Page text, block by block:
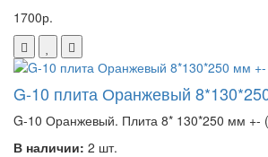
1700р.
G-10 плита Оранжевый
G-10 Оранжевый. Плита 8* 130*250 мм +-
В наличии: 2 шт.